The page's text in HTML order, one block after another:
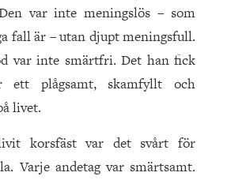
var inte meningslös – som
fall är – utan djupt meningsfull.
var inte smärtfri. Det han fick
ett plågsamt, skamfyllt och
livet.
korsfäst var det svårt för
Varje andetag var smärtsamt.